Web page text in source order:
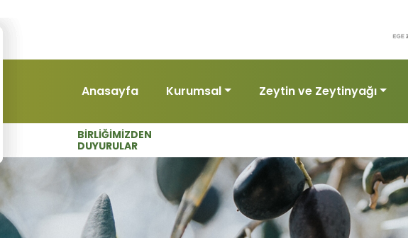
Anasayfa Kurumsal Zeytin ve Zeytinyağı
BİRLİĞİMİZDEN
DUYURULAR